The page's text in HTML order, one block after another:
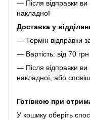
— Після відправки
накладної
Доставка у
— Термін відправки
— Вартість: від 70 грн
— Після відправки
накладної, або
Готівкою при
У кошику оберіть